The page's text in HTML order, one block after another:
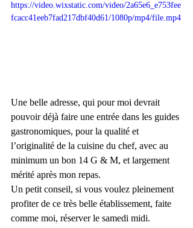
https://video.wixstatic.com/video/2a65e6_e753fee
fcacc41eeb7fad217dbf40d61/1080p/mp4/file.mp4
Une belle adresse, qui pour moi devrait
pouvoir déjà faire une entrée dans les guides
gastronomiques, pour la qualité et
l’originalité de la cuisine du chef, avec au
minimum un bon 14 G & M, et largement
mérité après mon repas.
Un petit conseil, si vous voulez pleinement
profiter de ce très belle établissement, faite
comme moi, réserver le samedi midi.